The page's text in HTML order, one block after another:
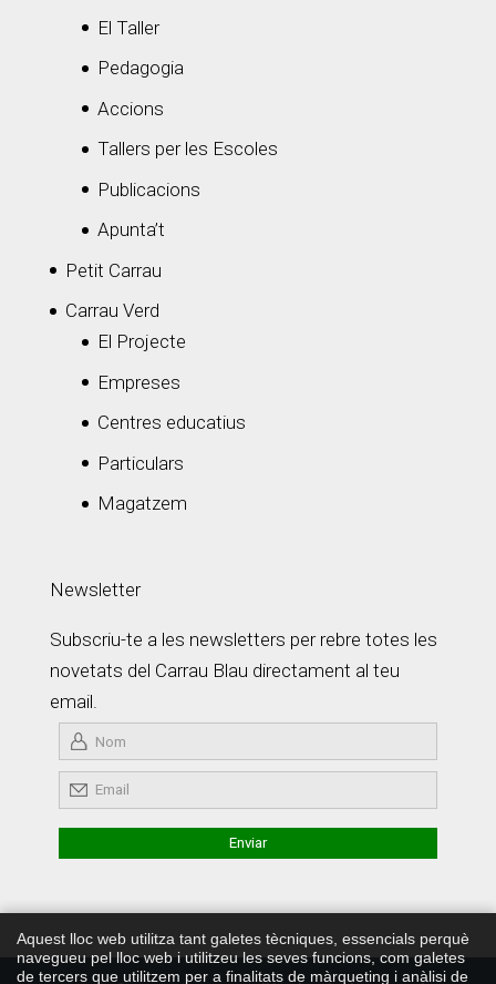
El Taller
Pedagogia
Accions
Tallers per les Escoles
Publicacions
Apunta’t
Petit Carrau
Carrau Verd
El Projecte
Empreses
Centres educatius
Particulars
Magatzem
Newsletter
Subscriu-te a les newsletters per rebre totes les
novetats del Carrau Blau directament al teu
email.
Aquest lloc web utilitza tant galetes tècniques, essencials perquè
navegueu pel lloc web i utilitzeu les seves funcions, com galetes
de tercers que utilitzem per a finalitats de màrqueting i anàlisi de